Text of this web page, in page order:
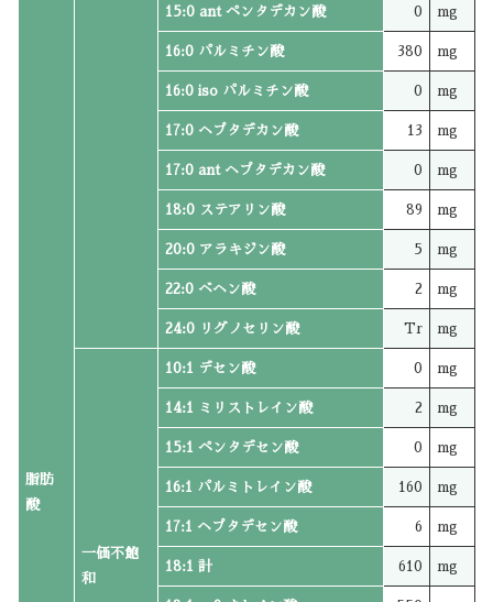
脂肪
酸
15:0 ant ペンタデカン酸 0 mg
16:0 パルミチン酸 380 mg
16:0 iso パルミチン酸 0 mg
17:0 ヘプタデカン酸 13 mg
17:0 ant ヘプタデカン酸 0 mg
18:0 ステアリン酸 89 mg
20:0 アラキジン酸 5 mg
22:0 ベヘン酸 2 mg
24:0 リグノセリン酸 Tr mg
一価不飽
和
10:1 デセン酸 0 mg
14:1 ミリストレイン酸 2 mg
15:1 ペンタデセン酸 0 mg
16:1 パルミトレイン酸 160 mg
17:1 ヘプタデセン酸 6 mg
18:1 計 610 mg